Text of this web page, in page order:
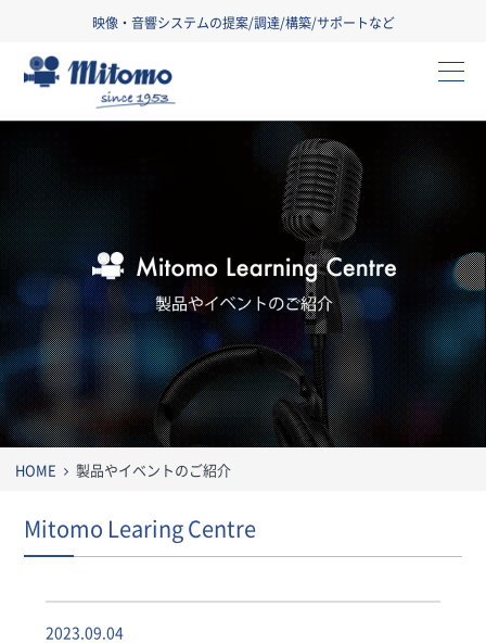
映像・音響システムの提案/調達/構築/サポートなど
HOME 製品やイベントのご紹介
Mitomo Learing Centre
2023.09.04